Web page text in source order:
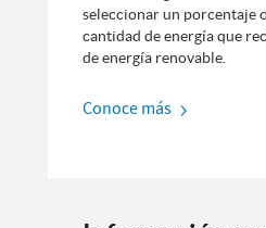
seleccionar un porcentaje
cantidad de energía que
de energía renovable.
Conoce más